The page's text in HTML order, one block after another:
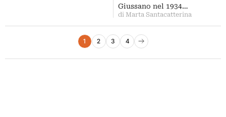
Giussano nel 1934…
di Marta Santacatterina
Paginazione degli articoli
1 2 3 4
Pagina successiva